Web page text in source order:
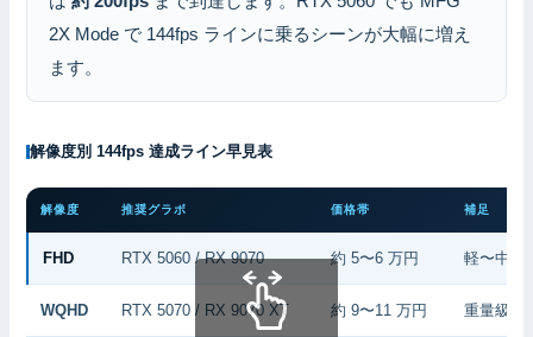
2X Mode で 144fps ラインに乗るシーンが大幅に増え
ます。
解像度別 144fps 達成ライン早見表
解像度 推奨グラボ 価格帯 補足
FHD RTX 5060 / RX 9070 約 5〜6 万円 軽〜中量
WQHD RTX 5070 / RX 9070 XT 約 9〜11 万円 重量級は